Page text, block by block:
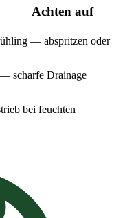
Achten auf
— abspritzen oder
scharfe Drainage
bei feuchten